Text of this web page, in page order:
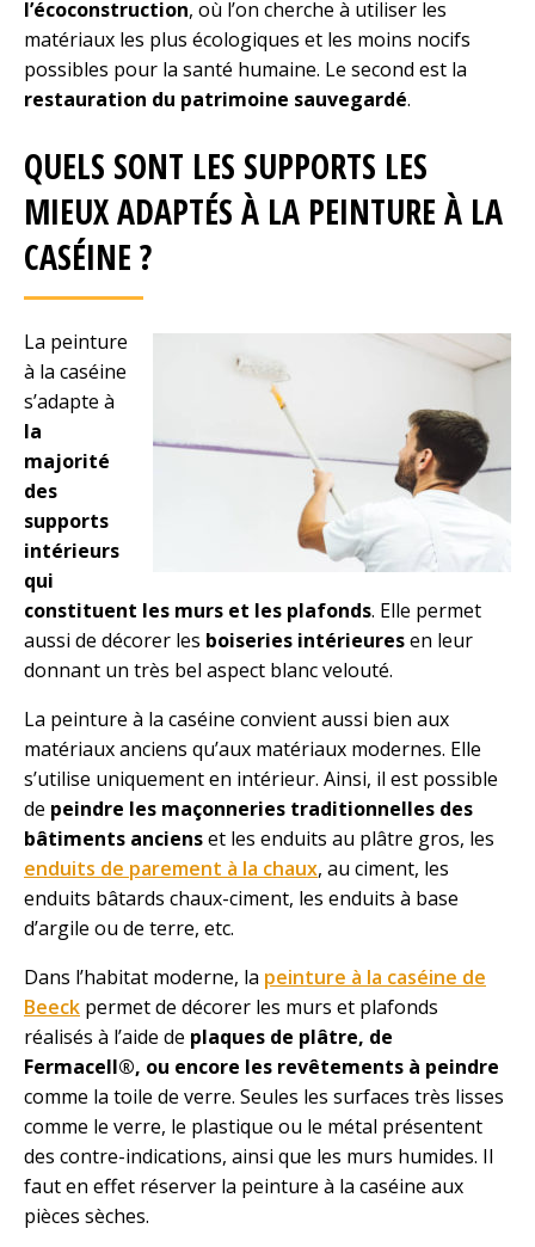
l’écoconstruction, où l’on cherche à utiliser les
matériaux les plus écologiques et les moins nocifs
possibles pour la santé humaine. Le second est la
restauration du patrimoine sauvegardé.
QUELS SONT LES SUPPORTS LES
MIEUX ADAPTÉS À LA PEINTURE À LA
CASÉINE ?
La peinture
à la caséine
s’adapte à
la
majorité
des
supports
intérieurs
qui
constituent les murs et les plafonds. Elle permet
aussi de décorer les boiseries intérieuresen leur
donnant un très bel aspect blanc velouté.
La peinture à la caséine convient aussi bien aux
matériaux anciens qu’aux matériaux modernes. Elle
s’utilise uniquement en intérieur. Ainsi, il est possible
de peindre les maçonneries traditionnelles des
bâtiments ancienset les enduits au plâtre gros, les
enduits de parement à la chaux, au ciment, les
enduits bâtards chaux-ciment, les enduits à base
d’argile ou de terre, etc.
Dans l’habitat moderne, la peinture à la caséine de
Beeck permet de décorer les murs et plafonds
réalisés à l’aide de plaques de plâtre, de
Fermacell®, ou encore les revêtements à peindre
comme la toile de verre. Seules les surfaces très lisses
comme le verre, le plastique ou le métal présentent
des contre-indications, ainsi que les murs humides. Il
faut en effet réserver la peinture à la caséine aux
pièces sèches.